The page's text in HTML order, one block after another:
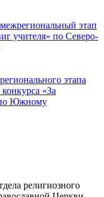
этап
учителя» по Северо-
этапа
«За
по Южному
религиозного